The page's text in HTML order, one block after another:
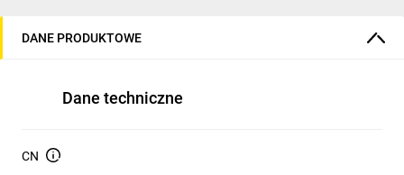
DANE PRODUKTOWE
Dane techniczne
CN